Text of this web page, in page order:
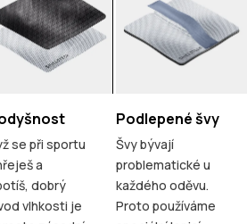
se při sportu
a
dobrý
vlhkosti je
Podlepené švy
Švy bývají
problematické u
každého oděvu.
Proto používáme